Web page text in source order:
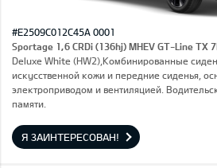
#E2509C012C45A 0001
Sportage 1,6 CRDi (136hj) MHEV GT-Line TX
Deluxe White (HW2),Комбинированные
искусственной кожи и передние сиденья,
электроприводом и вентиляцией.
памяти.
Я ЗАИНТЕРЕСОВАН!